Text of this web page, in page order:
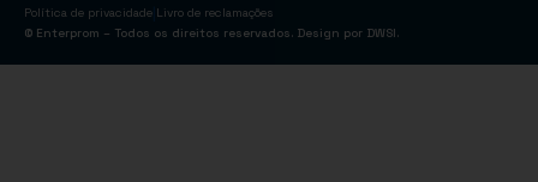
Política de privacidade Livro de reclamações
© Enterprom – Todos os direitos reservados. Design por DWSI.